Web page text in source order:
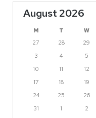
August 2026
M T W
27
28 29
3
4 5
10
11 12
17
18 19
24
25 26
31
1 2